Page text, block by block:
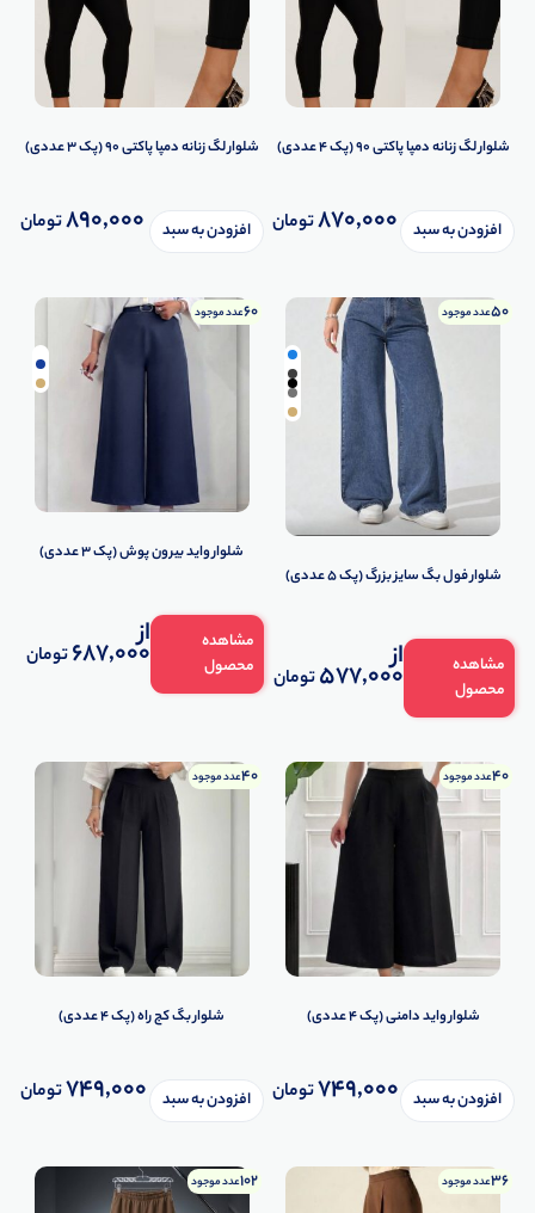
شلوار لگ زنانه دمپا پاکتی ۹۰ (پک 4 عددی)
افزودن به سبد 870,000تومان
شلوار لگ زنانه دمپا پاکتی ۹۰ (پک 3 عددی)
افزودن به سبد 890,000تومان
️شلوار فول بگ سایز بزرگ (پک 5 عددی)
50عدد موجود
مشاهده
محصول
از
577,000تومان
شلوار واید بیرون پوش (پک 3 عددی)
60عدد موجود
مشاهده
محصول
از
687,000تومان
شلوار واید دامنی (پک 4 عددی)
40عدد موجود
افزودن به سبد 749,000تومان
شلوار بگ کج راه (پک 4 عددی)
40عدد موجود
افزودن به سبد 749,000تومان
36عدد موجود 102عدد موجود